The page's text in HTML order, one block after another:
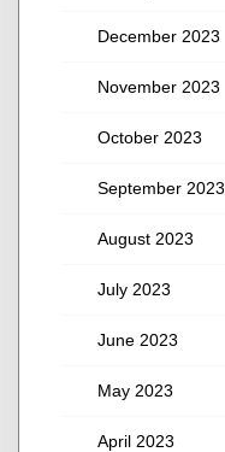
December 2023
November 2023
October 2023
September 2023
August 2023
July 2023
June 2023
May 2023
April 2023